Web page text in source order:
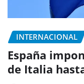
INTERNACIONAL
España
de Italia